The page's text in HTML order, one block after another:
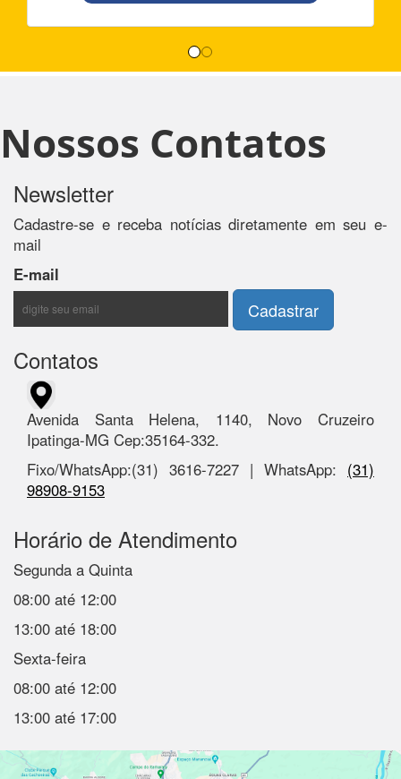
Nossos Contatos
Newsletter
Cadastre-se e receba notícias diretamente em seu e-
mail
E-mail
Contatos
Avenida Santa Helena, 1140, Novo Cruzeiro
Ipatinga-MG Cep:35164-332.
Fixo/WhatsApp:(31) 3616-7227 | WhatsApp: (31)
98908-9153
Horário de Atendimento
Segunda a Quinta
08:00 até 12:00
13:00 até 18:00
Sexta-feira
08:00 até 12:00
13:00 até 17:00